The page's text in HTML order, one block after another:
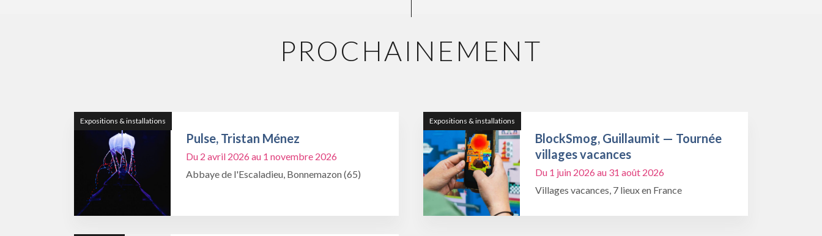
PROCHAINEMENT
Expositions & installations
Pulse, Tristan Ménez
Du 2 avril 2026 au 1 novembre 2026
Abbaye de l'Escaladieu, Bonnemazon (65)
Expositions & installations
BlockSmog, Guillaumit — Tournée
villages vacances
Du 1 juin 2026 au 31 août 2026
Villages vacances, 7 lieux en France